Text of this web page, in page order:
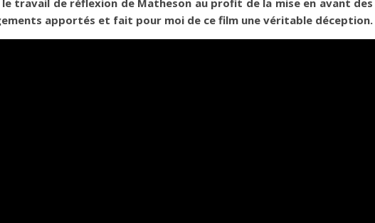
travail de réflexion de Matheson au profit de la mise en avant
apportés et fait pour moi de ce film une véritable déception.